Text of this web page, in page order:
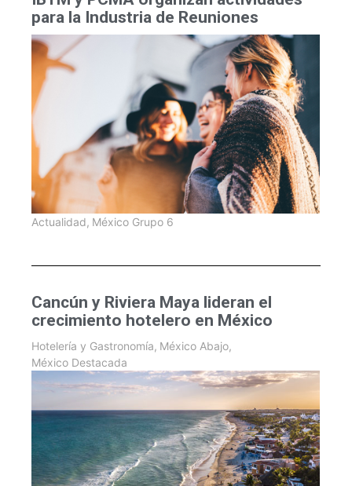
para la Industria de Reuniones
Actualidad, México Grupo 6
Cancún y Riviera Maya lideran el
crecimiento hotelero en México
Hotelería y Gastronomía, México Abajo,
México Destacada